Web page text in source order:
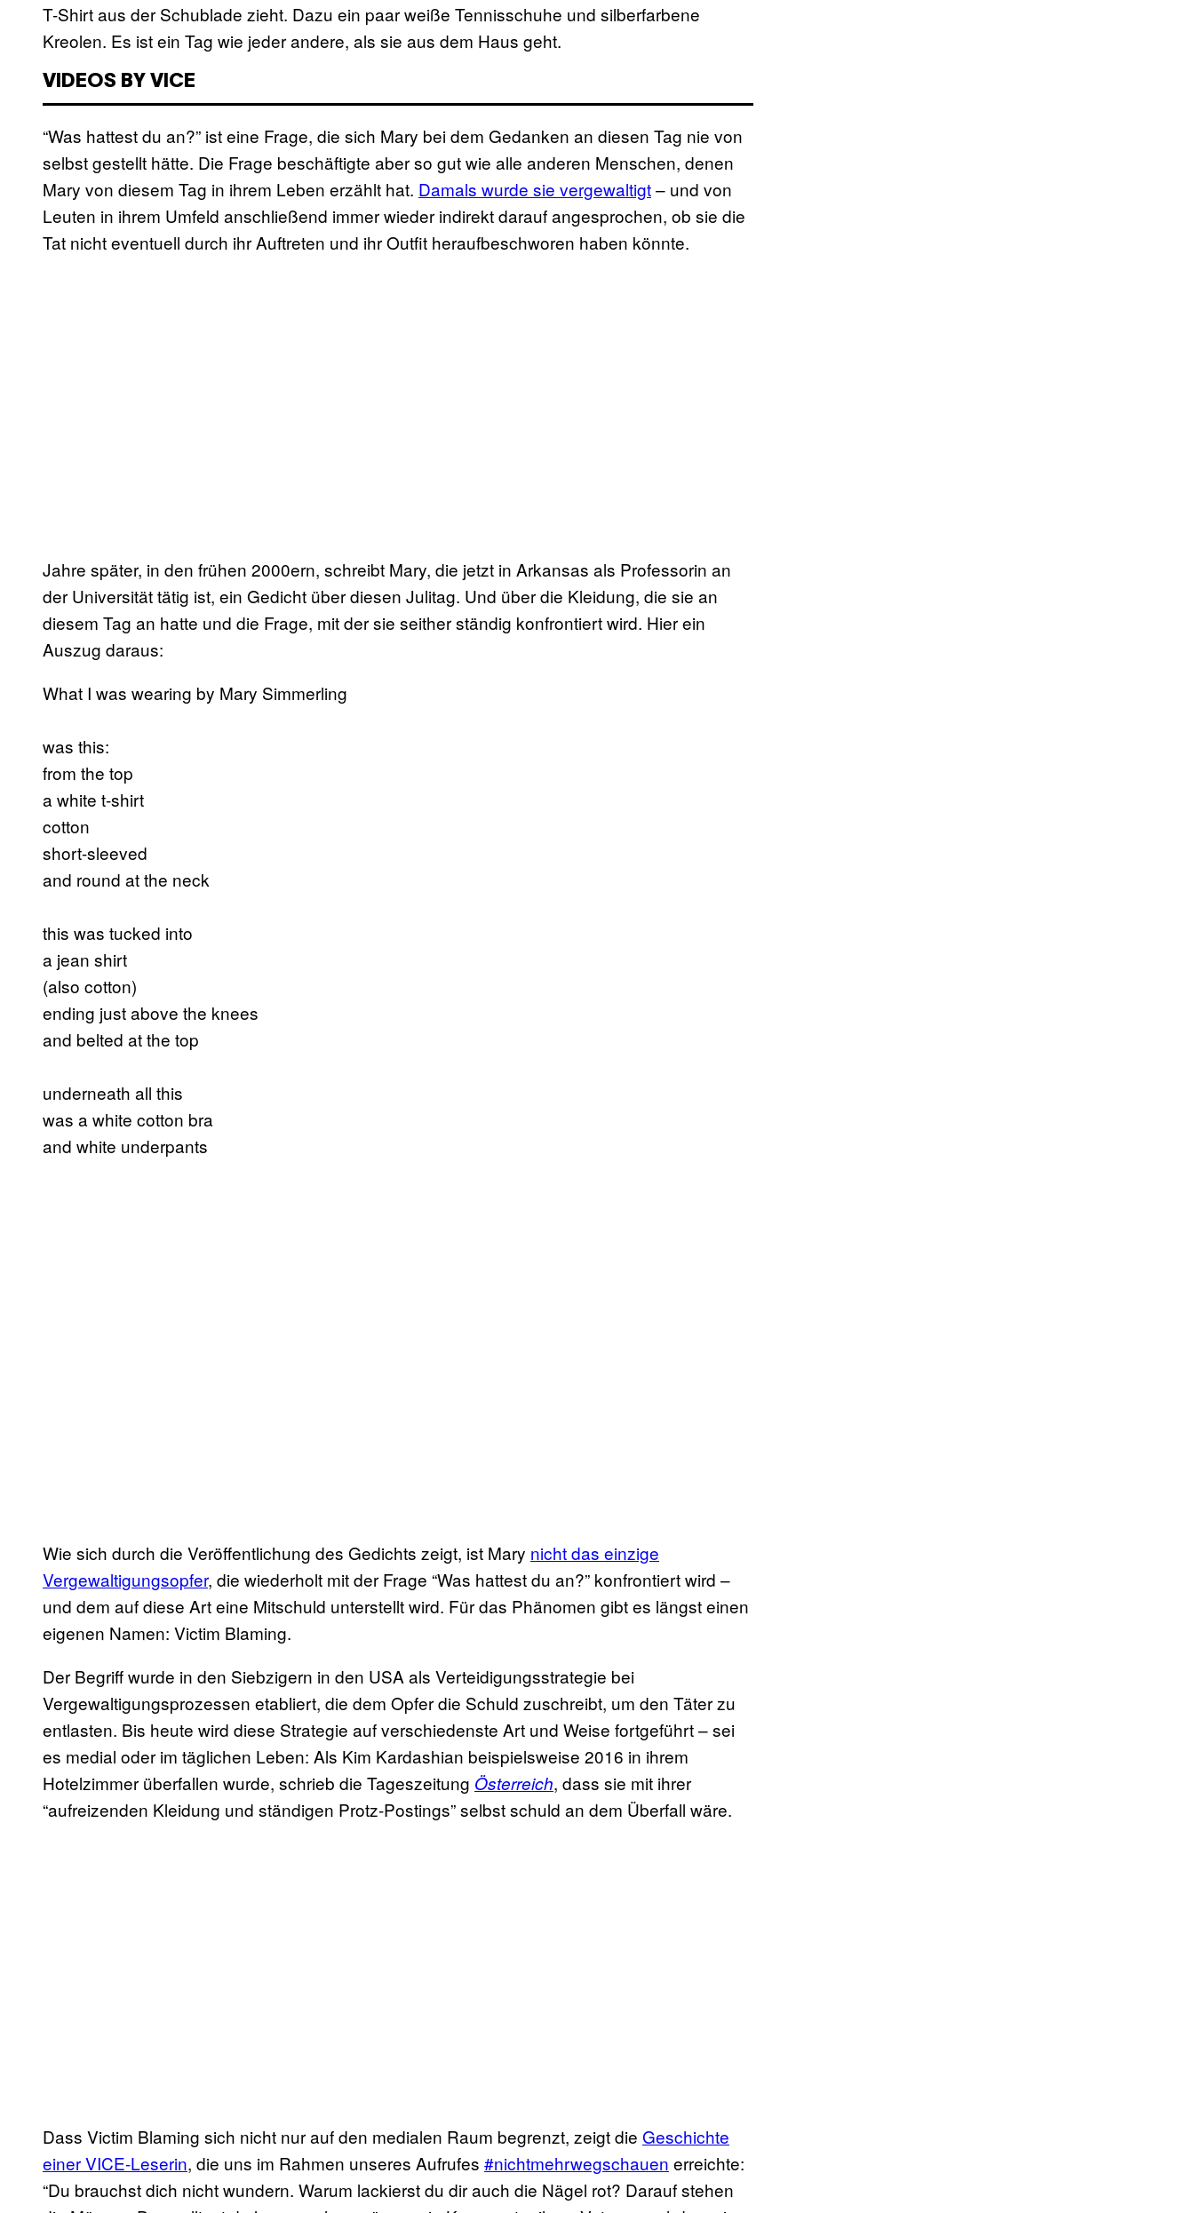
T-Shirt aus der Schublade zieht. Dazu ein paar weiße Tennisschuhe und silberfarbene
Kreolen. Es ist ein Tag wie jeder andere, als sie aus dem Haus geht.
VIDEOS BY VICE
“Was hattest du an?” ist eine Frage, die sich Mary bei dem Gedanken an diesen Tag nie von
selbst gestellt hätte. Die Frage beschäftigte aber so gut wie alle anderen Menschen, denen
Mary von diesem Tag in ihrem Leben erzählt hat. Damals wurde sie vergewaltigt– und von
Leuten in ihrem Umfeld anschließend immer wieder indirekt darauf angesprochen, ob sie die
Tat nicht eventuell durch ihr Auftreten und ihr Outfit heraufbeschworen haben könnte.
Jahre später, in den frühen 2000ern, schreibt Mary, die jetzt in Arkansas als Professorin an
der Universität tätig ist, ein Gedicht über diesen Julitag. Und über die Kleidung, die sie an
diesem Tag an hatte und die Frage, mit der sie seither ständig konfrontiert wird. Hier ein
Auszug daraus:
What I was wearing by Mary Simmerling
was this:
from the top
a white t-shirt
cotton
short-sleeved
and round at the neck
this was tucked into
a jean shirt
(also cotton)
ending just above the knees
and belted at the top
underneath all this
was a white cotton bra
and white underpants
Wie sich durch die Veröffentlichung des Gedichts zeigt, ist Mary nicht das einzige
Vergewaltigungsopfer, die wiederholt mit der Frage “Was hattest du an?” konfrontiert wird –
und dem auf diese Art eine Mitschuld unterstellt wird. Für das Phänomen gibt es längst einen
eigenen Namen: Victim Blaming.
Der Begriff wurde in den Siebzigern in den USA als Verteidigungsstrategie bei
Vergewaltigungsprozessen etabliert, die dem Opfer die Schuld zuschreibt, um den Täter zu
entlasten. Bis heute wird diese Strategie auf verschiedenste Art und Weise fortgeführt – sei
es medial oder im täglichen Leben: Als Kim Kardashian beispielsweise 2016 in ihrem
Hotelzimmer überfallen wurde, schrieb die Tageszeitung Österreich, dass sie mit ihrer
“aufreizenden Kleidung und ständigen Protz-Postings” selbst schuld an dem Überfall wäre.
Dass Victim Blaming sich nicht nur auf den medialen Raum begrenzt, zeigt die Geschichte
einer VICE-Leserin, die uns im Rahmen unseres Aufrufes #nichtmehrwegschauen erreichte:
“Du brauchst dich nicht wundern. Warum lackierst du dir auch die Nägel rot? Darauf stehen